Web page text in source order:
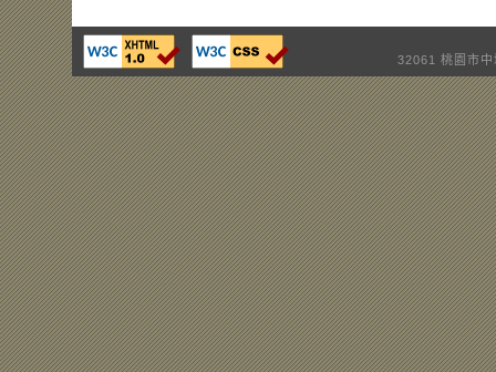
32061 桃園市